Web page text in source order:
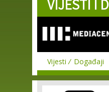
Skip to
main
VIJESTI I
Vijesti Događaji